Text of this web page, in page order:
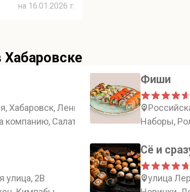
на 16.01.2026 г.
Хабаровск, Ленинградская улица, 18
компанию, Салаты, Закуски
Фиши
Наборы,
улица, 2В
Сё и
улица